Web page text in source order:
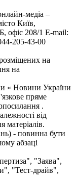
медіа –
Київ,
208/1 E-mail:
205-43-00
на
на
« Новини України
пряме
.
від
матеріалів.
- повинна бути
абзаці
"Заява",
"Тест-драйв",